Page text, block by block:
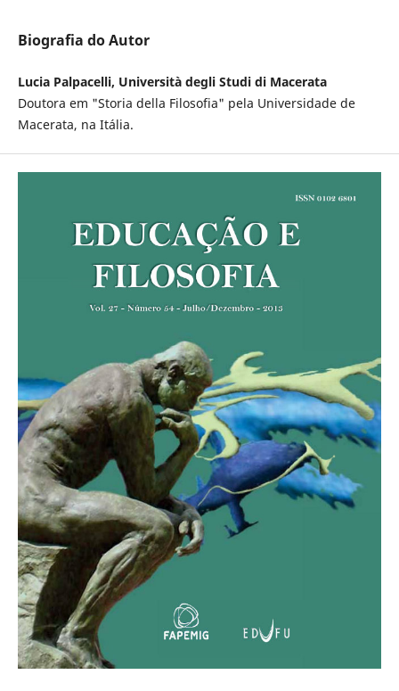
Biografia do Autor
Lucia Palpacelli, Università degli Studi di Macerata
Doutora em "Storia della Filosofia" pela Universidade de
Macerata, na Itália.